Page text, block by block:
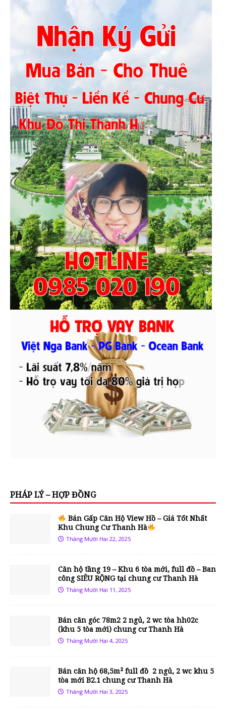
PHÁP LÝ – HỢP ĐỒNG
Bán Gấp Căn Hộ View Hồ – Giá Tốt Nhất
Khu Chung Cư Thanh Hà
Tháng Mười Hai 22, 2025
Căn hộ tầng 19 – Khu 6 tòa mới, full đồ – Ban
công SIÊU RỘNG tại chung cư Thanh Hà
Tháng Mười Hai 11, 2025
Bán căn góc 78m2 2 ngủ, 2 wc tòa hh02c
(khu 5 tòa mới) chung cư Thanh Hà
Tháng Mười Hai 4, 2025
Bán căn hộ 68,5m² full đồ 2 ngủ, 2 wc khu 5
tòa mới B2.1 chung cư Thanh Hà
Tháng Mười Hai 3, 2025